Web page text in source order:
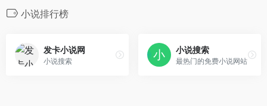
小说排行榜
发卡小说网
小说搜索
小说搜索
最热门的免费小说网站